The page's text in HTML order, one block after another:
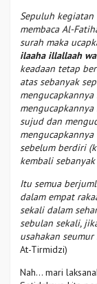
Sepuluh
membaca Al-
surah maka
ilaaha illallaah
keadaan tetap
atas sebanyak
sujud dan
sebelum berdiri
kembali
Itu semua
dalam empat
sekali dalam
sebulan sekali,
usahakan
At-Tirmidzi)
Nah… mari